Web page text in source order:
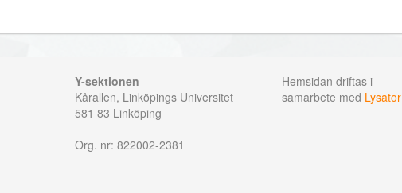
Y-sektionen
Kårallen, Linköpings Universitet
581 83 Linköping
Org. nr: 822002-2381
Hemsidan driftas i
samarbete med Lysator